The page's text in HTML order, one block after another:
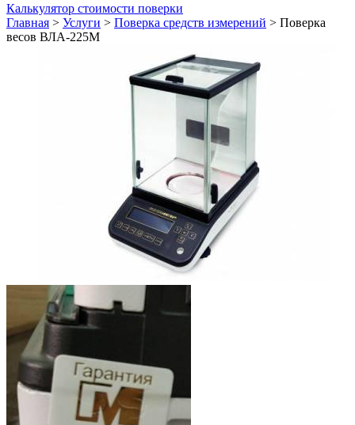
Калькулятор стоимости поверки
Главная > Услуги > Поверка средств измерений > Поверка
весов ВЛА-225М